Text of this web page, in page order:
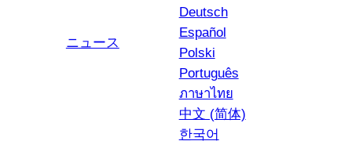
ニュース
Deutsch
Español
Polski
Português
ภาษาไทย
中文 (简体)
한국어